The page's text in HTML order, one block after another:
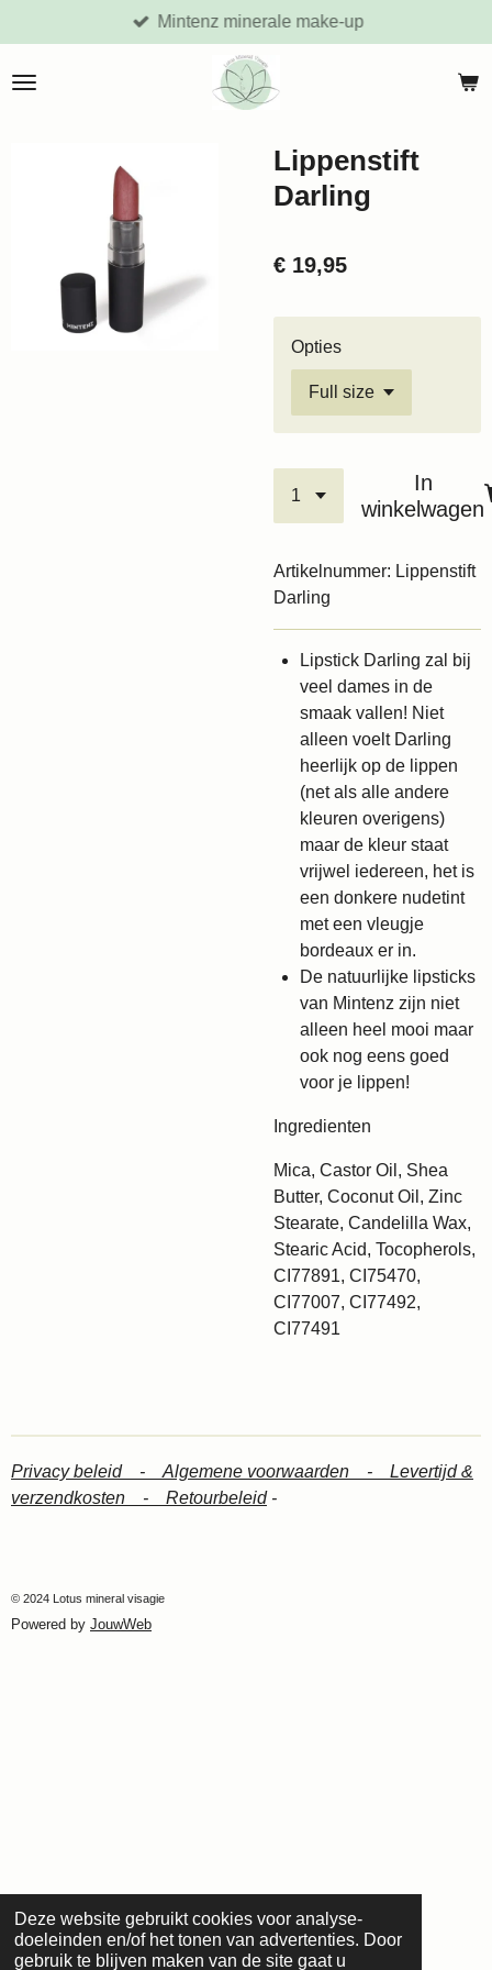
Deze website gebruikt cookies voor analyse-
doeleinden en/of het tonen van advertenties. Door
gebruik te blijven maken van de site gaat u
direct
naar
Mintenz minerale make-up
Lippenstift
Darling
€ 19,95
Opties
In
winkelwagen
Artikelnummer: Lippenstift
Darling
Lipstick Darling zal bij
veel dames in de
smaak vallen! Niet
alleen voelt Darling
heerlijk op de lippen
(net als alle andere
kleuren overigens)
maar de kleur staat
vrijwel iedereen, het is
een donkere nudetint
met een vleugje
bordeaux er in.
De natuurlijke lipsticks
van Mintenz zijn niet
alleen heel mooi maar
ook nog eens goed
voor je lippen!
Ingredienten
Mica, Castor Oil, Shea
Butter, Coconut Oil, Zinc
Stearate, Candelilla Wax,
Stearic Acid, Tocopherols,
CI77891, CI75470,
CI77007, CI77492,
CI77491
Privacy beleid - Algemene voorwaarden - Levertijd &
verzendkosten - Retourbeleid-
© 2024 Lotus mineral visagie
Powered by JouwWeb